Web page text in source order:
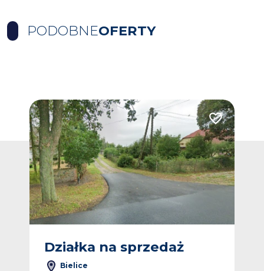
PODOBNEOFERTY
Dodaj do
Działka na sprzedaż
Bielice